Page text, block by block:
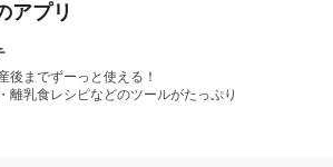
アプリ
後までずーっと使える！
離乳食レシピなどのツールがたっぷり